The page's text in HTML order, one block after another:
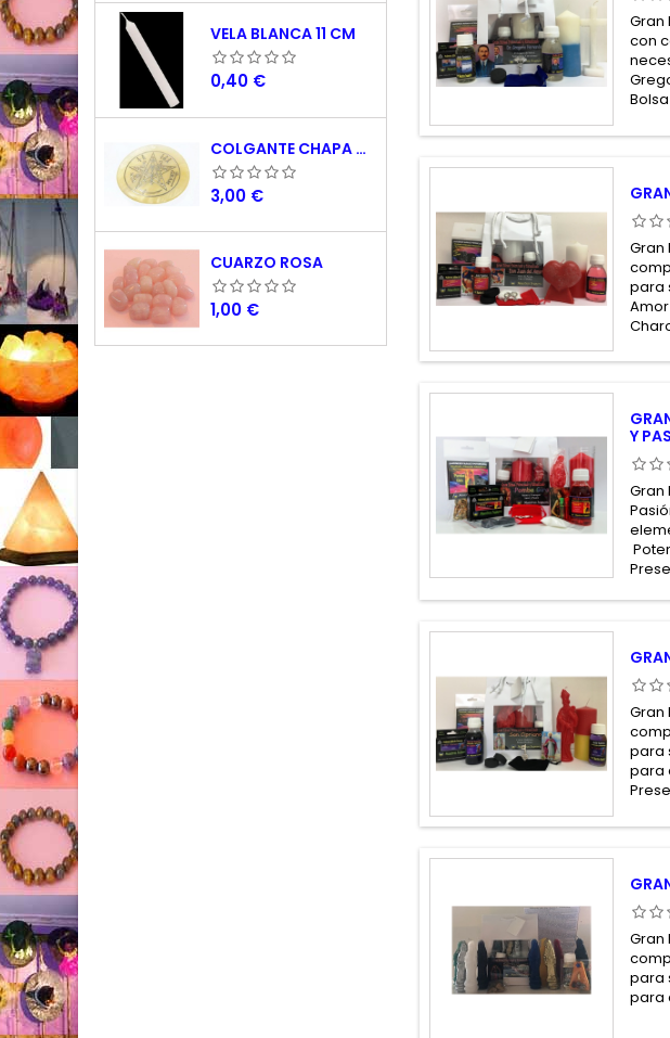
VELA BLANCA 11 CM
Precio
0,40 €
COLGANTE CHAPA NACAR TETRAGRAMATON 5 CM
Precio
3,00 €
CUARZO ROSA
Precio
1,00 €
Gran
con
Gran
para
Y
Gran
Gran
para
para
Gran
para
para